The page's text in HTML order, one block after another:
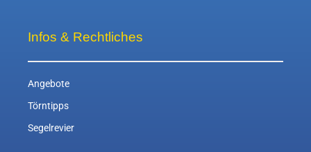
Infos & Rechtliches
Angebote
Törntipps
Segelrevier